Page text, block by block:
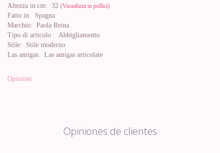
Altezza in cm: 32 (Visualizza in pollici)
Fatto in: Spagna
Marchio: Paola Reina
Tipo di articolo : Abbigliamento
Stile: Stile moderno
Las amigas: Las amigas articolate
Opinioni
Opiniones de clientes